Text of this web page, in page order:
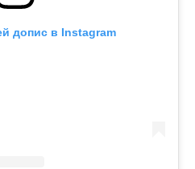
допис в Instagram